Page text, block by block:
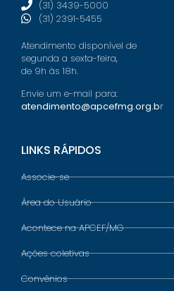
(31) 3439-5000
(31) 2391-5455
Atendimento disponível de
segunda a sexta-feira,
de 9h às 18h.
Envie um e-mail para:
atendimento@apcefmg.org.br
LINKS RÁPIDOS
Associe-se
Área do Usuário
Acontece na APCEF/MG
Ações coletivas
Convênios